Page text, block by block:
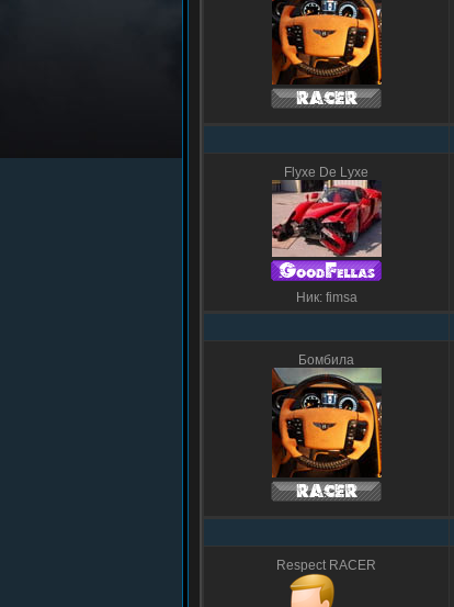
Flyxe De Lyxe
Ник: fimsa
Бомбила
Respect RACER